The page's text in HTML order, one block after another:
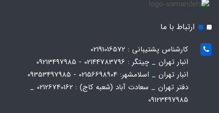
ارتباط با ما
کارشناس پشتیبانی : 02191016572
انبار تهران _ چیتگر : 02144783796 - 09213497985
انبار تهران _ اسلامشهر: 02156698904 - 09353497985
دفتر تهران _ سعادت آباد (شعبه کاج) : 02126740162 _
09123497985